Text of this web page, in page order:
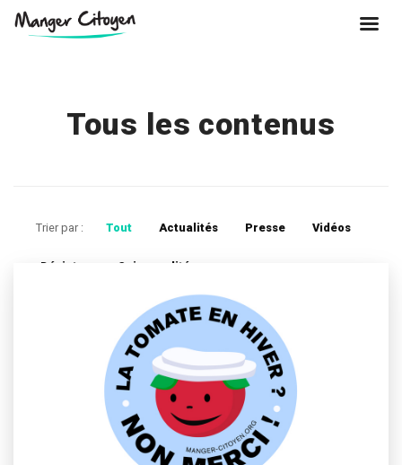
Tous les contenus
Trier par : Tout Actualités Presse Vidéos
Désintox Saisonnalité